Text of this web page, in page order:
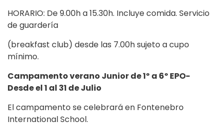
HORARIO: De 9.00h a 15.30h. Incluye comida. Servicio
de guardería
(breakfast club) desde las 7.00h sujeto a cupo
mínimo.
Campamento verano Junior de 1º a 6º EPO-
Desde el 1 al 31 de Julio
El campamento se celebrará en Fontenebro
International School.